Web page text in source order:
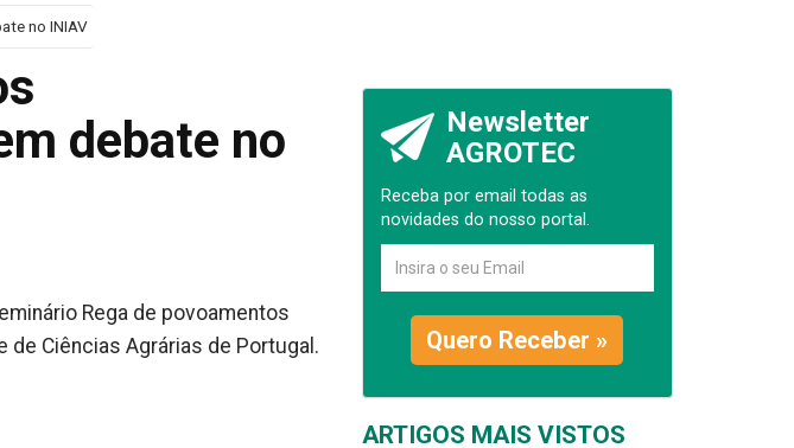
no INIAV
debate no
Rega de povoamentos
de Ciências Agrárias de Portugal.
Newsletter
AGROTEC
Receba por email todas as
novidades do nosso portal.
Quero Receber »
ARTIGOS MAIS VISTOS